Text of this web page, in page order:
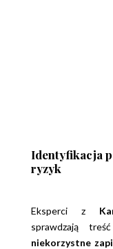
Identyfikacja
ryzyk
Eksperci z
sprawdzają
niekorzystne